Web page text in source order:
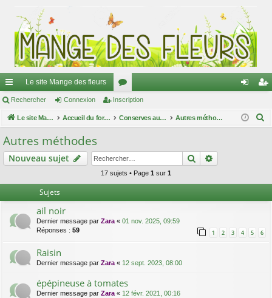
ac
co
ur
ci
Le site Mange des fleurs
or
u
s
ne cri
Rechercher Connexion Inscription
Le site Mange des fleurs Accueil du forum Conserves au naturel Autres méthodes
r
Autres méthodes
Nouveau sujet Rechercher
17 sujets • Page 1 sur 1
Sujets
ail noir
Dernier message par Zara « 01 nov. 2025, 09:59
Réponses : 59 1 2 3 4 5 6
Raisin
Dernier message par Zara « 12 sept. 2023, 08:00
épépineuse à tomates
Dernier message par Zara « 12 févr. 2021, 00:16